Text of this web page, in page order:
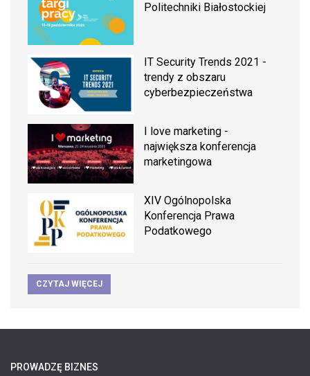
Politechniki Białostockiej
IT Security Trends 2021 -
trendy z obszaru
cyberbezpieczeństwa
I love marketing -
największa konferencja
marketingowa
XIV Ogólnopolska
Konferencja Prawa
Podatkowego
CZYTAJ WIĘCEJ
PROWADZĘ BIZNES